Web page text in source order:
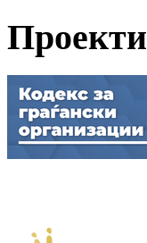
Проекти